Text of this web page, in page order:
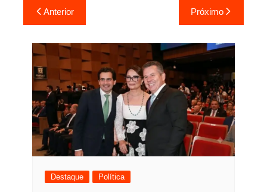
Navegação
de
Post
Anterior Próximo
Destaque Política